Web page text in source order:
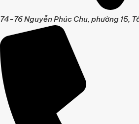
74-76 Nguyễn Phúc Chu, phường 15,